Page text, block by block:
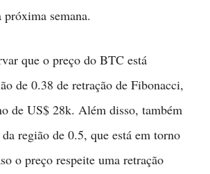
semana.
que o preço do BTC está
de 0.38 de retração de Fibonacci,
de US$ 28k. Além disso, também
região de 0.5, que está em torno
o preço respeite uma retração